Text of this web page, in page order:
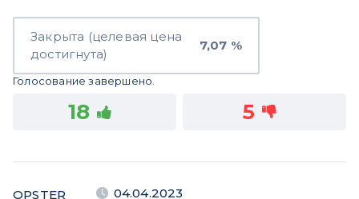
Закрыта (целевая цена
достигнута)
7,07 %
Голосование завершено.
18 5
OPSTER 04.04.2023